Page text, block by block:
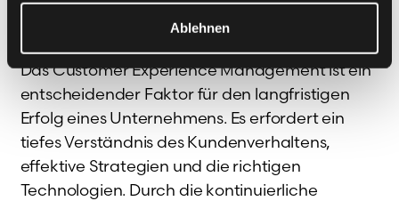
Ablehnen
Fazit und Ausblick
Das Customer Experience Management ist ein
entscheidender Faktor für den langfristigen
Erfolg eines Unternehmens. Es erfordert ein
tiefes Verständnis des Kundenverhaltens,
effektive Strategien und die richtigen
Technologien. Durch die kontinuierliche